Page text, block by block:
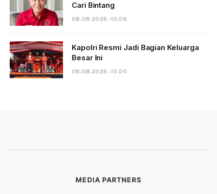
Cari Bintang
08-08-2026 - 10.06
Kapolri Resmi Jadi Bagian Keluarga
Besar Ini
08-08-2026 - 10.00
MEDIA PARTNERS